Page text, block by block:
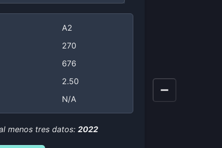
A2
270
676
2.50
N/A
menos tres datos: 2022